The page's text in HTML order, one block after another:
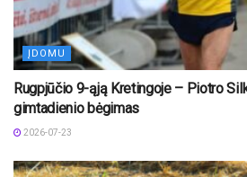
ĮDOMU
Rugpjūčio 9-ąją Kretingoje – Piotro
gimtadienio bėgimas
2026-07-23